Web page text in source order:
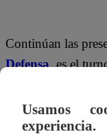
Continúan las
Defensa, es el
Ernesto Adrián
Usamos
experiencia.